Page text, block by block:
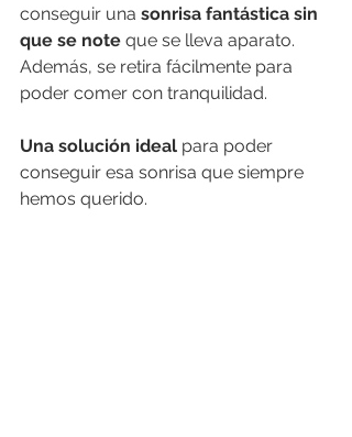
conseguir una sonrisa fantástica sin
que se note que se lleva aparato.
Además, se retira fácilmente para
poder comer con tranquilidad.
Una solución ideal para poder
conseguir esa sonrisa que siempre
hemos querido.